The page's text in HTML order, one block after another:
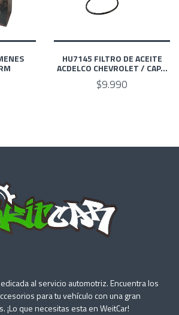
HU7145 FILTRO DE ACEITE
ACDELCO CHEVROLET / CAP...
$9.990
al servicio automotriz. Encuentra los
para tu vehículo con una gran
¡Lo que necesitas esta en WeitCar!